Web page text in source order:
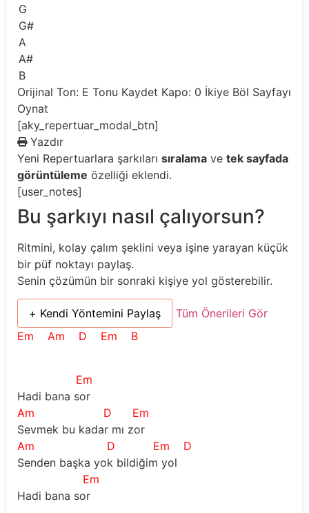
G
G#
A
A#
B
Orijinal Ton: E Tonu Kaydet Kapo: 0 İkiye Böl Sayfayı
Oynat
[aky_repertuar_modal_btn]
Yazdır
Yeni Repertuarlara şarkıları sıralama ve tek sayfada
görüntüleme özelliği eklendi.
[user_notes]
Bu şarkıyı nasıl çalıyorsun?
Ritmini, kolay çalım şeklini veya işine yarayan küçük
bir püf noktayı paylaş.
Senin çözümün bir sonraki kişiye yol gösterebilir.
+ Kendi Yöntemini Paylaş
Tüm Önerileri Gör
Em
Am D Em B
Em
Hadi bana sor
Am
D
Em
Sevmek bu kadar mı zor
Am
D Em
D
Senden başka yok bildiğim yol
Em
Hadi bana sor